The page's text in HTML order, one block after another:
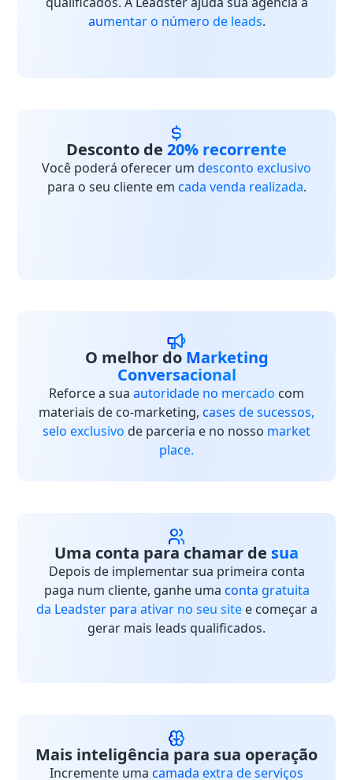
aumentar o número de leads.
Desconto de 20% recorrente
Você poderá oferecer um desconto exclusivo
para o seu cliente em cada venda realizada.
O melhor do Marketing
Conversacional
Reforce a sua autoridade no mercado com
materiais de co-marketing, cases de sucessos,
selo exclusivo de parceria e no nosso market
place.
Uma conta para chamar de sua
Depois de implementar sua primeira conta
paga num cliente, ganhe uma conta gratuita
da Leadster para ativar no seu sitee começar a
gerar mais leads qualificados.
Mais inteligência para sua operação
Incremente uma camada extra de serviços